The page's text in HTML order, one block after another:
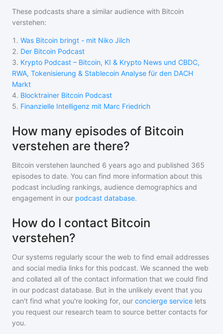
These podcasts share a similar audience with Bitcoin
verstehen:
1 . Was Bitcoin bringt - mit Niko Jilch
2. Der Bitcoin Podcast
3. Krypto Podcast – Bitcoin, KI & Krypto News und CBDC,
RWA, Tokenisierung & Stablecoin Analyse für den DACH
Markt
4. Blocktrainer Bitcoin Podcast
5. Finanzielle Intelligenz mit Marc Friedrich
How many episodes of Bitcoin
verstehen are there?
Bitcoin verstehen launched 6 years ago and published 365
episodes to date. You can find more information about this
podcast including rankings, audience demographics and
engagement in our podcast database.
How do I contact Bitcoin
verstehen?
Our systems regularly scour the web to find email addresses
and social media links for this podcast. We scanned the web
and collated all of the contact information that we could find
in our podcast database. But in the unlikely event that you
can't find what you're looking for, our concierge service lets
you request our research team to source better contacts for
you.